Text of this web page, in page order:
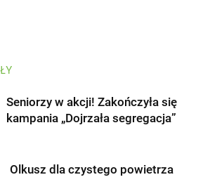
Seniorzy w akcji! Zakończyła się
kampania „Dojrzała segregacja”
Olkusz dla czystego powietrza